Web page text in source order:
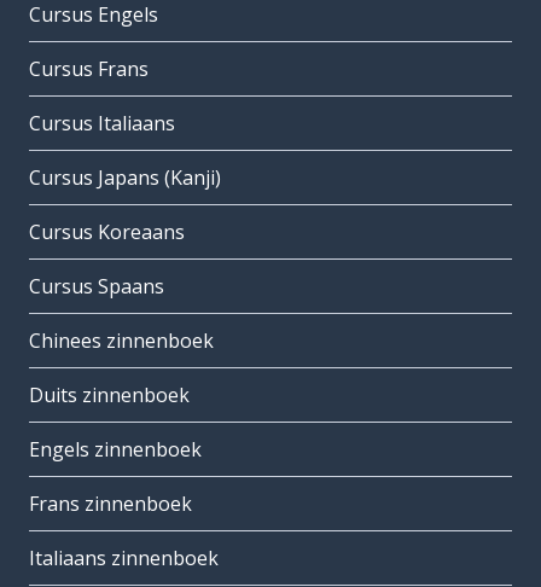
Cursus Engels
Cursus Frans
Cursus Italiaans
Cursus Japans (Kanji)
Cursus Koreaans
Cursus Spaans
Chinees zinnenboek
Duits zinnenboek
Engels zinnenboek
Frans zinnenboek
Italiaans zinnenboek